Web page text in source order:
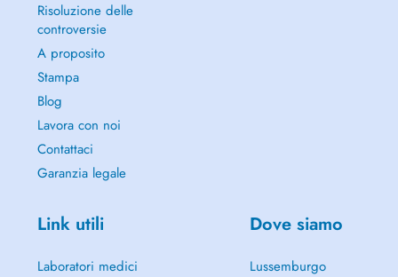
Risoluzione delle
controversie
A proposito
Stampa
Blog
Lavora con noi
Contattaci
Garanzia legale
Link utili
Laboratori medici
Dove siamo
Lussemburgo